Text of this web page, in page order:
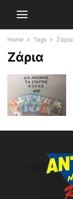
Home Tags Ζάρια
Ζάρια